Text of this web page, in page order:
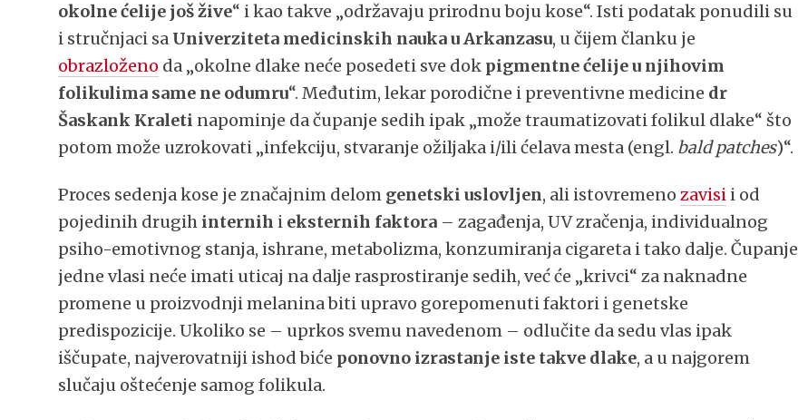
okolne ćelije još žive“ i kao takve „održavaju prirodnu boju kose“. Isti podatak ponudili su
i stručnjaci sa Univerziteta medicinskih nauka u Arkanzasu, u čijem članku je
obrazloženo da „okolne dlake neće posedeti sve dok pigmentne ćelije u njihovim
folikulima same ne odumru“. Međutim, lekar porodične i preventivne medicine dr
Šaskank Kraleti napominje da čupanje sedih ipak „može traumatizovati folikul dlake“ što
potom može uzrokovati „infekciju, stvaranje ožiljaka i/ili ćelava mesta (engl. bald patches)“.
Proces sedenja kose je značajnim delom genetski uslovljen, ali istovremenozavisi i od
pojedinih drugih internih i eksternih faktora – zagađenja, UV zračenja, individualnog
psiho-emotivnog stanja, ishrane, metabolizma, konzumiranja cigareta i tako dalje. Čupanje
jedne vlasi neće imati uticaj na dalje rasprostiranje sedih, već će „krivci“ za naknadne
promene u proizvodnji melanina biti upravo gorepomenuti faktori i genetske
predispozicije. Ukoliko se – uprkos svemu navedenom – odlučite da sedu vlas ipak
iščupate, najverovatniji ishod biće ponovno izrastanje iste takve dlake, a u najgorem
slučaju oštećenje samog folikula.